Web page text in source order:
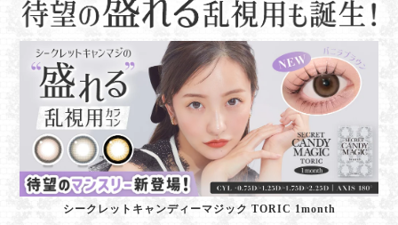
シークレットキャンディーマジック TORIC 1month